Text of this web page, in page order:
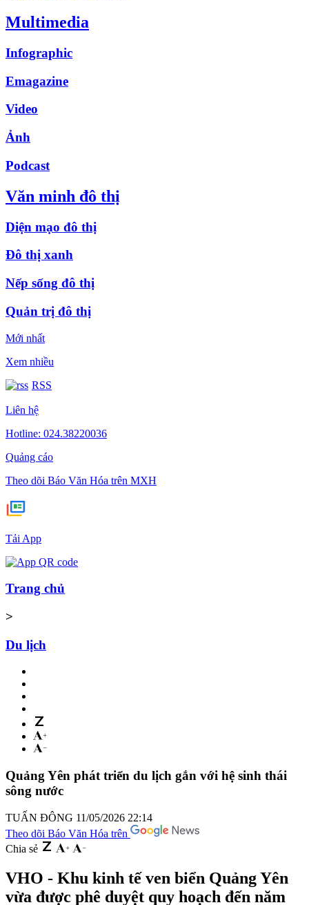
Multimedia
Infographic
Emagazine
Video
Ảnh
Podcast
Văn minh đô thị
Diện mạo đô thị
Đô thị xanh
Nếp sống đô thị
Quản trị đô thị
Mới nhất
Xem nhiều
RSS
Liên hệ
Hotline: 024.38220036
Quảng cáo
Theo dõi Báo Văn Hóa trên MXH
Tải App
Trang chủ
>
Du lịch
Quảng Yên phát triển du lịch gắn với hệ sinh thái
sông nước
TUẤN ĐÔNG 11/05/2026 22:14
Theo dõi Báo Văn Hóa trên
Chia sẻ
VHO - Khu kinh tế ven biển Quảng Yên
vừa được phê duyệt quy hoạch đến năm